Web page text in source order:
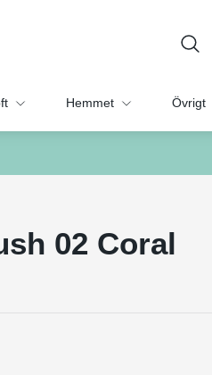
Hemmet Övrigt
02 Coral